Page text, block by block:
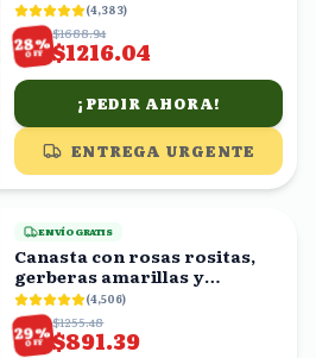
(4,383)
28%
OFF
$1688.94
$1216.04
¡PEDIR AHORA!
ENTREGA URGENTE
ENVÍO GRATIS
Canasta con rosas rositas,
gerberas amarillas y
astromelias blancas
(4,506)
29%
OFF
$1255.48
$891.39